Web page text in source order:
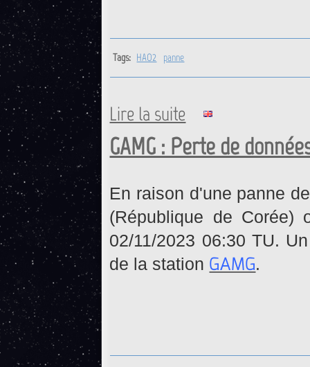
Tags: HAO2 panne
Lire la suite de HAO2 : Retour
GAMG : Perte de
En raison d'une panne
(République de Corée)
02/11/2023 06:30 TU.
de la station GAMG.